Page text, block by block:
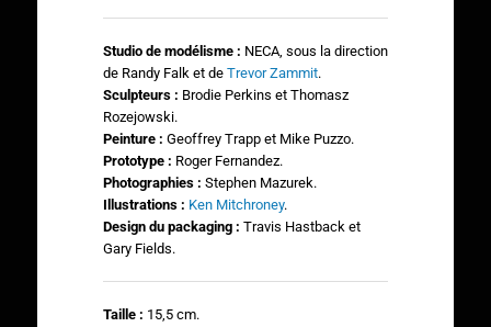
Studio de modélisme : NECA, sous la direction
de Randy Falk et de Trevor Zammit.
Sculpteurs : Brodie Perkins et Thomasz
Rozejowski.
Peinture : Geoffrey Trapp et Mike Puzzo.
Prototype : Roger Fernandez.
Photographies : Stephen Mazurek.
Illustrations : Ken Mitchroney.
Design du packaging : Travis Hastback et
Gary Fields.
Taille : 15,5 cm.